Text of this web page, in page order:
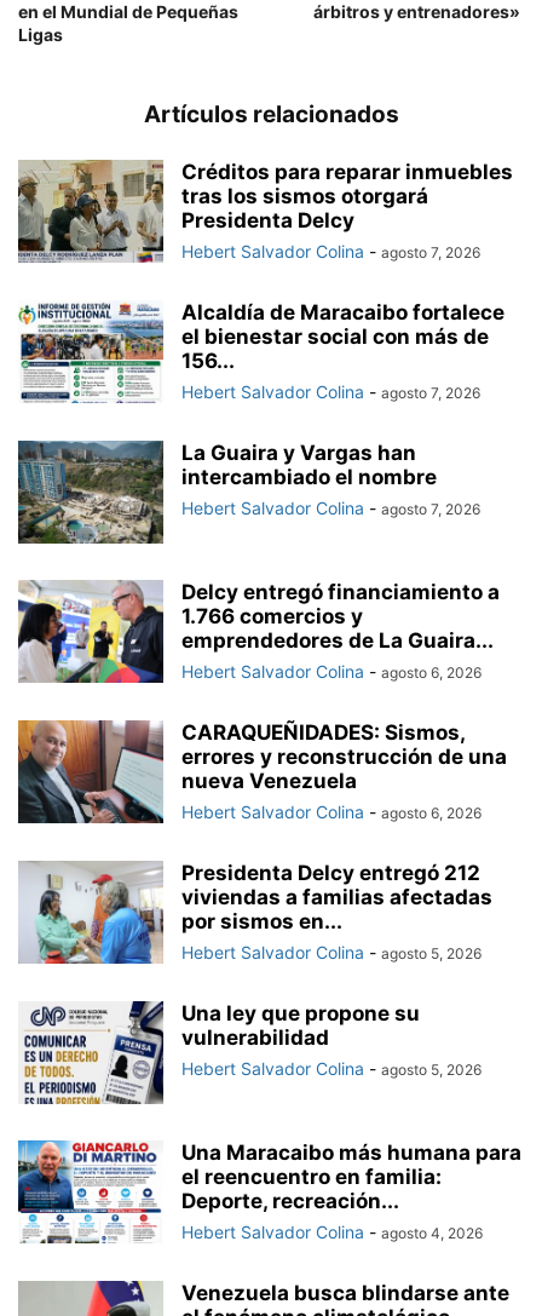
en el Mundial de Pequeñas
Ligas
árbitros y entrenadores»
Artículos relacionados
Créditos para reparar inmuebles
tras los sismos otorgará
Presidenta Delcy
Hebert Salvador Colina - agosto 7, 2026
Alcaldía de Maracaibo fortalece
el bienestar social con más de
156...
Hebert Salvador Colina - agosto 7, 2026
La Guaira y Vargas han
intercambiado el nombre
Hebert Salvador Colina - agosto 7, 2026
Delcy entregó financiamiento a
1.766 comercios y
emprendedores de La Guaira...
Hebert Salvador Colina - agosto 6, 2026
CARAQUEÑIDADES: Sismos,
errores y reconstrucción de una
nueva Venezuela
Hebert Salvador Colina - agosto 6, 2026
Presidenta Delcy entregó 212
viviendas a familias afectadas
por sismos en...
Hebert Salvador Colina - agosto 5, 2026
Una ley que propone su
vulnerabilidad
Hebert Salvador Colina - agosto 5, 2026
Una Maracaibo más humana para
el reencuentro en familia:
Deporte, recreación...
Hebert Salvador Colina - agosto 4, 2026
Venezuela busca blindarse ante